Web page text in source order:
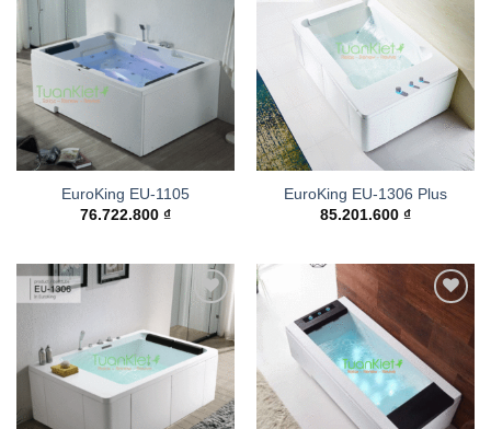
EuroKing EU-1105
76.722.800 ₫
Add to
wishlist
EuroKing EU-1306 Plus
85.201.600 ₫
Add to
wishlist
Add to